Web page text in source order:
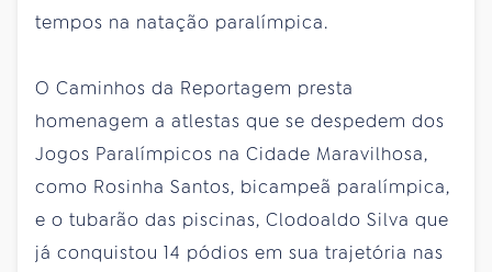
tempos na natação paralímpica.
O Caminhos da Reportagem presta
homenagem a atlestas que se despedem dos
Jogos Paralímpicos na Cidade Maravilhosa,
como Rosinha Santos, bicampeã paralímpica,
e o tubarão das piscinas, Clodoaldo Silva que
já conquistou 14 pódios em sua trajetória nas